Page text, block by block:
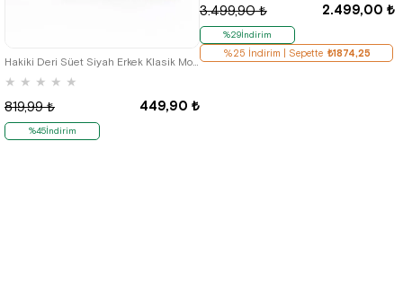
Hakiki Deri Süet Siyah Erkek Klasik Mokasen Ayakkabı
★ ★ ★ ★ ★
449,90 ₺
819,99 ₺
%45İndirim
2.499,00 ₺
3.499,90 ₺
%29İndirim
%25 İndirim | Sepette ₺1874,25